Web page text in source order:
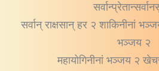
सर्वान् राक्षसान् हर २ शाकिनीनां
भञ्जय २
महायोगिनीनां भञ्जय २